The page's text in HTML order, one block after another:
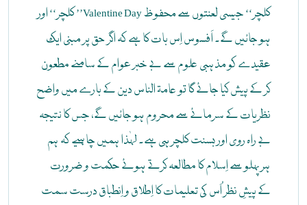
کلچر‘‘ اور ’’Valentine Day کلچر‘‘ جیسی لعنتوں سے محفوظ
ہو جائیں گے۔ اَفسوس اِس بات کا ہے کہ اگر حق پر مبنی ایک
عقیدے کو مذہبی علوم سے بے خبر عوام کے سامنے مطعون
کر کے پیش کیا جائے گا تو عامۃ الناس دین کے بارے میں واضح
نظریات کے سرمائے سے محروم ہو جائیں گے، جس کا نتیجہ
بے راہ روی اور بسنت کلچر ہی ہے۔ لہٰذا ہمیں چاہیے کہ ہم
ہر پہلو سے اِسلام کا مطالعہ کرتے ہوئے حکمت و ضرورت
کے پیشِ نظر اُس کی تعلیمات کا اِطلاق و اِنطباق درست سمت